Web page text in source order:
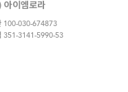
아이엠로라
100-030-674873
351-3141-5990-53